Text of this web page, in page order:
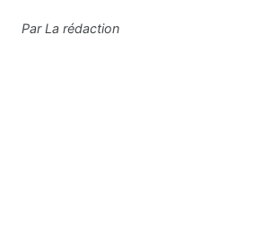
ParLa rédaction